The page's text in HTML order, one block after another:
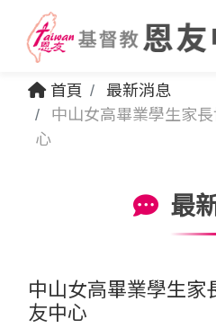
首頁
最新消息
中山女高畢業學生家
心
最
中山女高畢業學生家
友中心